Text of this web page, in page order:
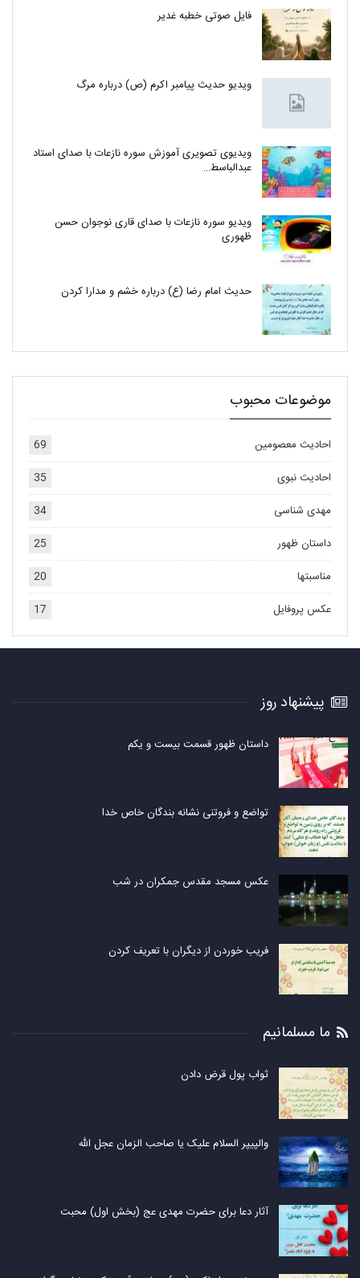
فایل صوتی خطبه غدیر
ویدیو حدیث پیامبر اکرم (ص) درباره مرگ
ویدیوی تصویری آموزش سوره نازعات با صدای استاد
عبدالباسط…
ویدیو سوره نازعات با صدای قاری نوجوان حسن
ظهوری
حدیث امام رضا (ع) درباره خشم و مدارا کردن
موضوعات محبوب
احادیث معصومین
69
احادیث نبوی
35
مهدی شناسی
34
داستان ظهور
25
مناسبتها
20
عکس پروفایل
17
پیشنهاد روز
داستان ظهور قسمت بیست و یکم
تواضع و فروتنی نشانه بندگان خاص خدا
عکس مسجد مقدس جمکران در شب
فریب خوردن از دیگران با تعریف کردن
ما مسلمانیم
ثواب پول قرض دادن
والپیپر السلام علیک یا صاحب الزمان عجل الله
آثار دعا برای حضرت مهدی عج (بخش اول) محبت